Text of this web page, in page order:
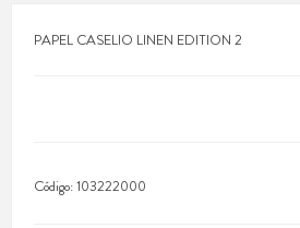
PAPEL CASELIO LINEN EDITION 2
Código:103222000